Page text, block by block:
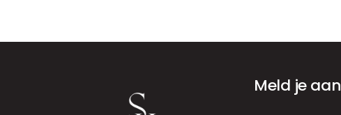
Meld je aan